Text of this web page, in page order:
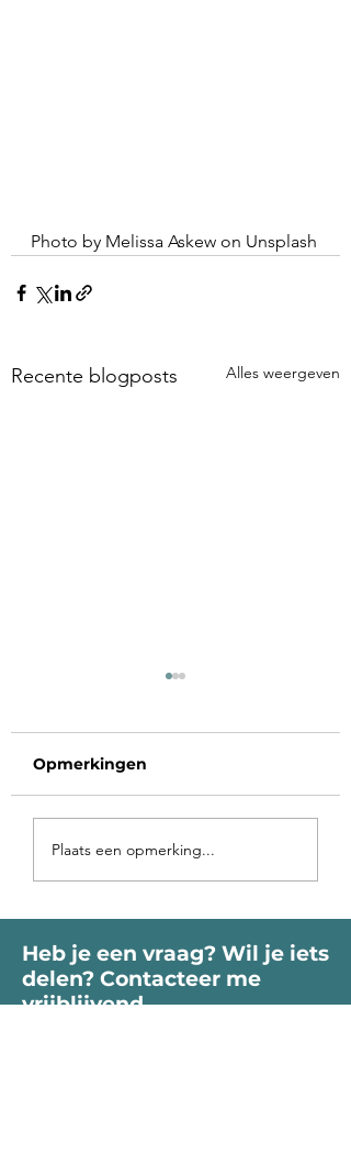
Photo by Melissa Askew on Unsplash
Recente blogposts Alles weergeven
Voorbij de poort
roept je Ziel
Opmerkingen
Plaats een opmerking...
Heb je een vraag? Wil je iets
delen? Contacteer me
vrijblijvend.